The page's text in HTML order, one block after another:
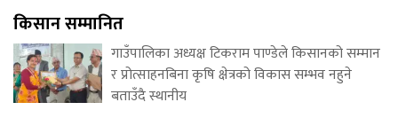
किसान सम्मानित
गाउँपालिका अध्यक्ष टिकराम पाण्डेले किसानको सम्मान
र प्रोत्साहनबिना कृषि क्षेत्रको विकास सम्भव नहुने
बताउँदै स्थानीय